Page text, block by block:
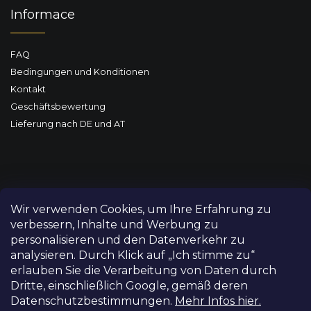
Wir verwenden Cookies, um Ihre Erfahrung zu
verbessern, Inhalte und Werbung zu
personalisieren und den Datenverkehr zu
analysieren. Durch Klick auf „Ich stimme zu“
erlauben Sie die Verarbeitung von Daten durch
Dritte, einschließlich Google, gemäß deren
Datenschutzbestimmungen. Mehr Infos hier.
Informace
FAQ
Bedingungen und Konditionen
Kontakt
Geschäftsbewertung
Lieferung nach DE und AT